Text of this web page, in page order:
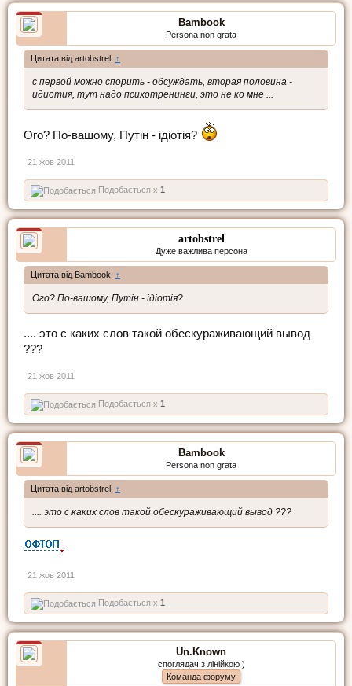
Bambook
Persona non grata
Цитата від artobstrel: ↑
с первой можно спорить - обсуждать, вторая половина -
идиотия, тут надо психотренинги, это не ко мне ...
Ого? По-вашому, Путін - ідіотія?
21 жов 2011
Подобається x 1
artobstrel
Дуже важлива персона
Цитата від Bambook: ↑
Ого? По-вашому, Путін - ідіотія?
.... это с каких слов такой обескураживающий вывод
???
21 жов 2011
Подобається x 1
Bambook
Persona non grata
Цитата від artobstrel: ↑
.... это с каких слов такой обескураживающий вывод ???
21 жов 2011
Подобається x 1
Un.Known
споглядач з лінійкою )
Команда форуму